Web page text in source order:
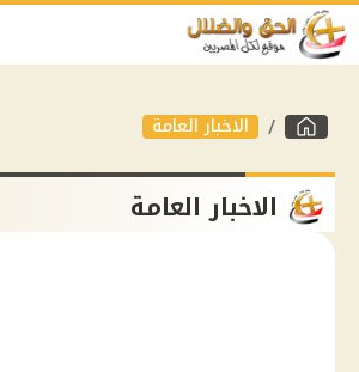
الاخبار العامة
الاخبار العامة